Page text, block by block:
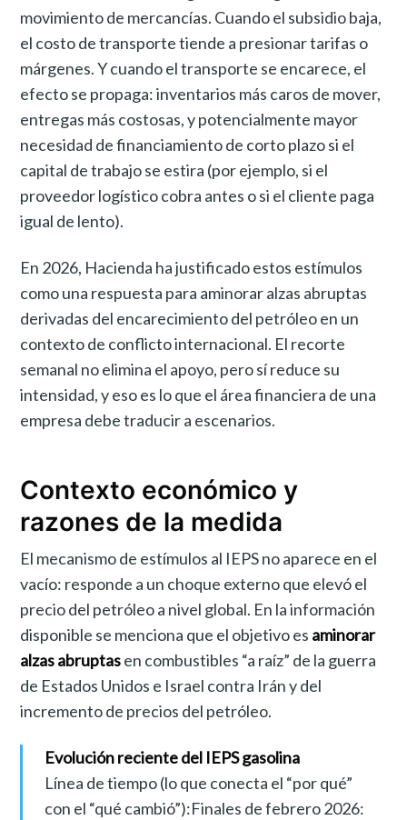
movimiento de mercancías. Cuando el subsidio baja,
el costo de transporte tiende a presionar tarifas o
márgenes. Y cuando el transporte se encarece, el
efecto se propaga: inventarios más caros de mover,
entregas más costosas, y potencialmente mayor
necesidad de financiamiento de corto plazo si el
capital de trabajo se estira (por ejemplo, si el
proveedor logístico cobra antes o si el cliente paga
igual de lento).
En 2026, Hacienda ha justificado estos estímulos
como una respuesta para aminorar alzas abruptas
derivadas del encarecimiento del petróleo en un
contexto de conflicto internacional. El recorte
semanal no elimina el apoyo, pero sí reduce su
intensidad, y eso es lo que el área financiera de una
empresa debe traducir a escenarios.
Contexto económico y
razones de la medida
El mecanismo de estímulos al IEPS no aparece en el
vacío: responde a un choque externo que elevó el
precio del petróleo a nivel global. En la información
disponible se menciona que el objetivo es aminorar
alzas abruptasen combustibles “a raíz” de la guerra
de Estados Unidos e Israel contra Irán y del
incremento de precios del petróleo.
Evolución reciente del IEPS gasolina
Línea de tiempo (lo que conecta el “por qué”
con el “qué cambió”):Finales de febrero 2026: